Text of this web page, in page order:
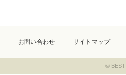
お問い合わせ サイトマップ
© BEST